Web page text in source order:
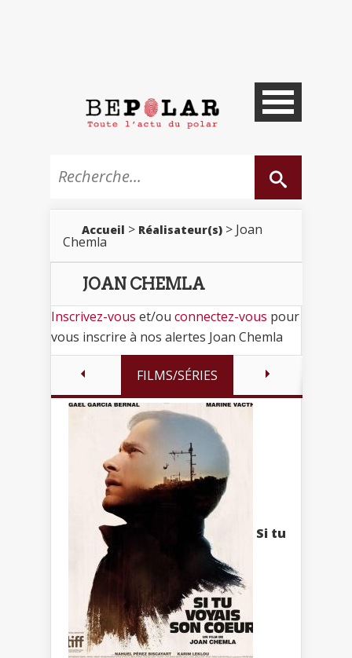
Accueil > Réalisateur(s) > Joan
Chemla
JOAN CHEMLA
Inscrivez-vous et/ou connectez-vous pour
vous inscrire à nos alertes Joan Chemla
FILMS/SÉRIES
Si tu